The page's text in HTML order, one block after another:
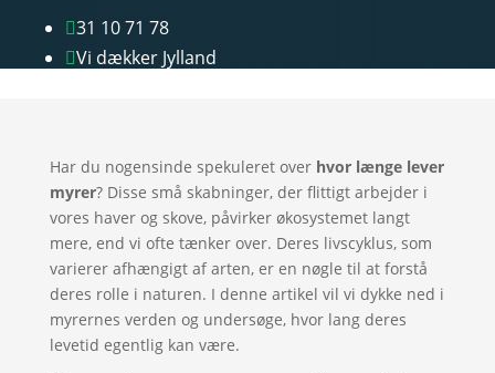
31 10 71 78
Vi dækker Jylland
Har du nogensinde spekuleret over hvor længe lever
myrer? Disse små skabninger, der flittigt arbejder i
vores haver og skove, påvirker økosystemet langt
mere, end vi ofte tænker over. Deres livscyklus, som
varierer afhængigt af arten, er en nøgle til at forstå
deres rolle i naturen. I denne artikel vil vi dykke ned i
myrernes verden og undersøge, hvor lang deres
levetid egentlig kan være.